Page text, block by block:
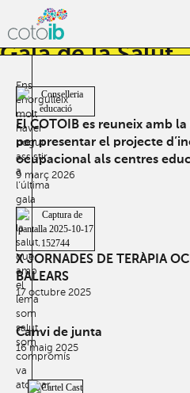
Gala de la Salut
11 novembre 2024
Ens
enorgulleix
molt
haver
pogut
assistir
a
l’última
gala
de
la
salut,
que
amb
el
lema
som
salut,
som
compromís
va
atorgar
El COTOIB es reuneix amb
per presentar el projecte
ocupacional als centres
9 març 2026
X JORNADES DE TERÀPIA
BALEARS
17 octubre 2025
Canvi de junta
16 maig 2025